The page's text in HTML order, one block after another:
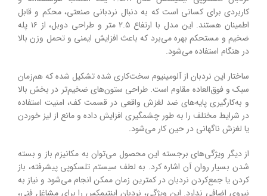
کاربردی برای کسانی استکه بهدنبال نردبانی صنعتی،محکم و قابل
اطمینان هستند. اینمدل با ارتفاع ۲.۵ متر و طراحی دوبل، از ۱۶ پله
ضخیم و مستحکم بهرهمی‌برد که باعث افزایش ایمنی وتحمل وزن بالا
در هنگام استفادهمی‌شود.
ساختار این نردبان ازآلومینیوم سخت‌کاری شدهتشکیل شدهکههم‌زمان
سبک وفوق‌العاده مقاوم است. طراحی ستون‌های ضخیم‌تر در بخش بالا
و به‌کارگیری پایه‌های ضد لغزش واقعی در قسمت کف، امنیت استفاده
در شرایط مختلف را بهطور چشمگیری افزایشداده و مانع از لیز خوردن
یا لغزش ناگهانی در حینکار می‌شود.
ازدیگر ویژگی‌های برجسته اینمحصول می‌توان به مکانیزم باز و بسته
شدن بسیار روان آن اشارهکرد. به لطف سیستم تلسکوپیپیشرفته، باز
کردنیاجمع‌کردن نردباندر کمترین زمانممکن انجاممی‌شود و نیاز به
نیروی اضافی ندارد. این ویژگی، نردبان اینتیمکس را برایمشاغل فنی،